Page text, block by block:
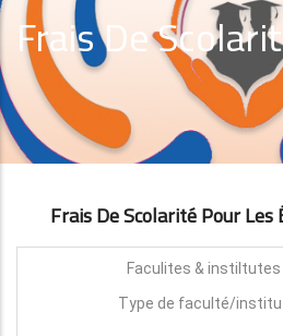
Frais De
Frais De Scolarité Pour
Faculites & instiltutes
Type de faculté/